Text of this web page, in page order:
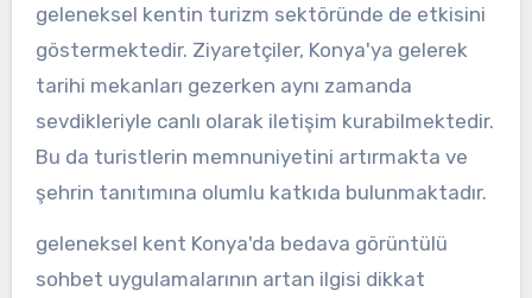
geleneksel kentin turizm sektöründe de etkisini
göstermektedir. Ziyaretçiler, Konya'ya gelerek
tarihi mekanları gezerken aynı zamanda
sevdikleriyle canlı olarak iletişim kurabilmektedir.
Bu da turistlerin memnuniyetini artırmakta ve
şehrin tanıtımına olumlu katkıda bulunmaktadır.
geleneksel kent Konya'da bedava görüntülü
sohbet uygulamalarının artan ilgisi dikkat